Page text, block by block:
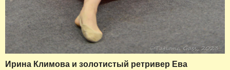
Ирина Климова и золотистый ретривер Ева